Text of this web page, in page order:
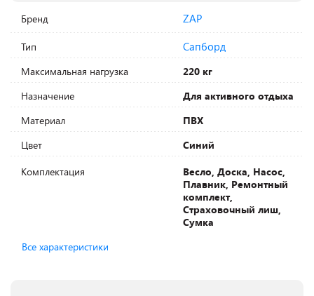
Бренд ZAP
Тип Сапборд
Максимальная нагрузка
220 кг
Назначение
Для активного отдыха
Материал
ПВХ
Цвет
Синий
Комплектация
Весло, Доска, Насос,
Плавник, Ремонтный
комплект,
Страховочный лиш,
Сумка
Все характеристики